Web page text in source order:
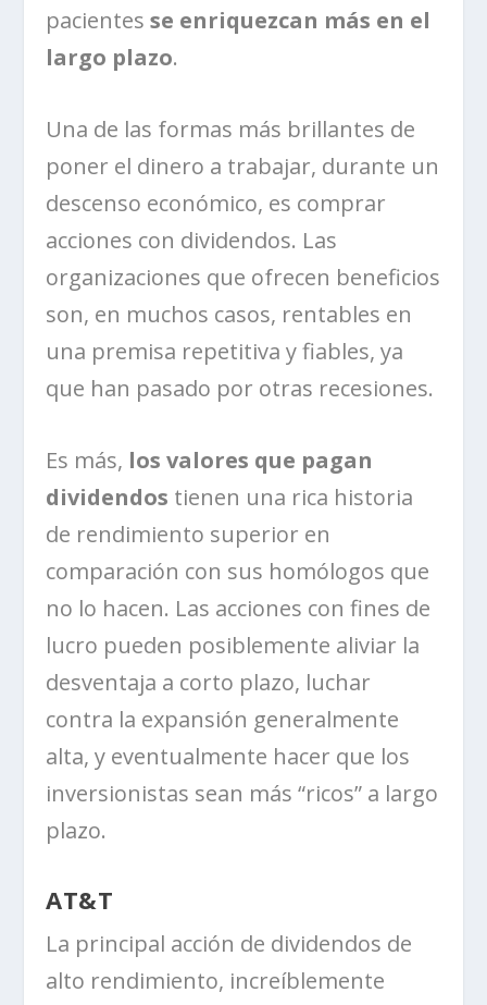
pacientesse enriquezcan más en el
largo plazo.
Una de las formas más brillantes de
poner el dinero a trabajar, durante un
descenso económico, es comprar
acciones con dividendos. Las
organizaciones que ofrecen beneficios
son, en muchos casos, rentables en
una premisa repetitiva y fiables, ya
que han pasado por otras recesiones.
Es más, los valores que pagan
dividendos tienen una rica historia
de rendimiento superior en
comparación con sus homólogos que
no lo hacen. Las acciones con fines de
lucro pueden posiblemente aliviar la
desventaja a corto plazo, luchar
contra la expansión generalmente
alta, y eventualmente hacer que los
inversionistas sean más “ricos” a largo
plazo.
AT&T
La principal acción de dividendos de
alto rendimiento, increíblemente